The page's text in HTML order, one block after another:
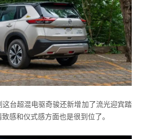
台超混电驱奇骏还新增加了流光迎宾踏
感和仪式感方面也是很到位了。